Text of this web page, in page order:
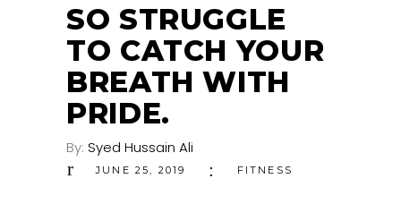
SO STRUGGLE
TO CATCH YOUR
BREATH WITH
PRIDE.
By: Syed Hussain Ali
JUNE 25, 2019 FITNESS